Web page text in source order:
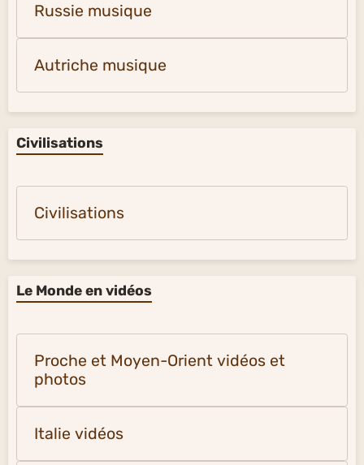
Russie musique
Autriche musique
Civilisations
Civilisations
Le Monde en vidéos
Proche et Moyen-Orient vidéos et
photos
Italie vidéos